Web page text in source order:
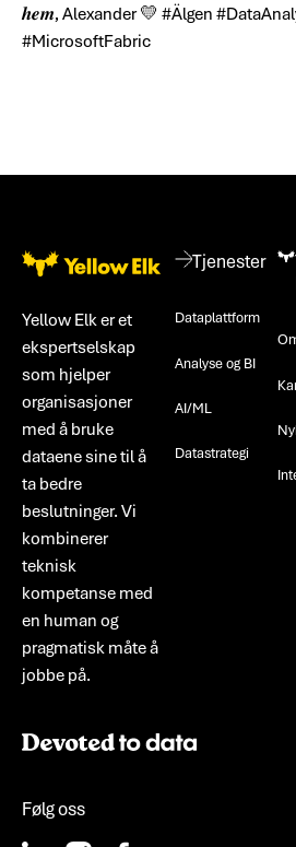
𝒉𝒆𝒎, Alexander 💛 #Älgen
#MicrosoftFabric
Bunntekst
Yellow Elk er et
ekspertselskap
som hjelper
organisasjoner
med å bruke
dataene sine til å
ta bedre
beslutninger. Vi
kombinerer
teknisk
kompetanse med
en human og
pragmatisk måte å
jobbe på.
Følg oss
Tjenester
Dataplattform
Analyse og BI
AI/ML
Datastrategi